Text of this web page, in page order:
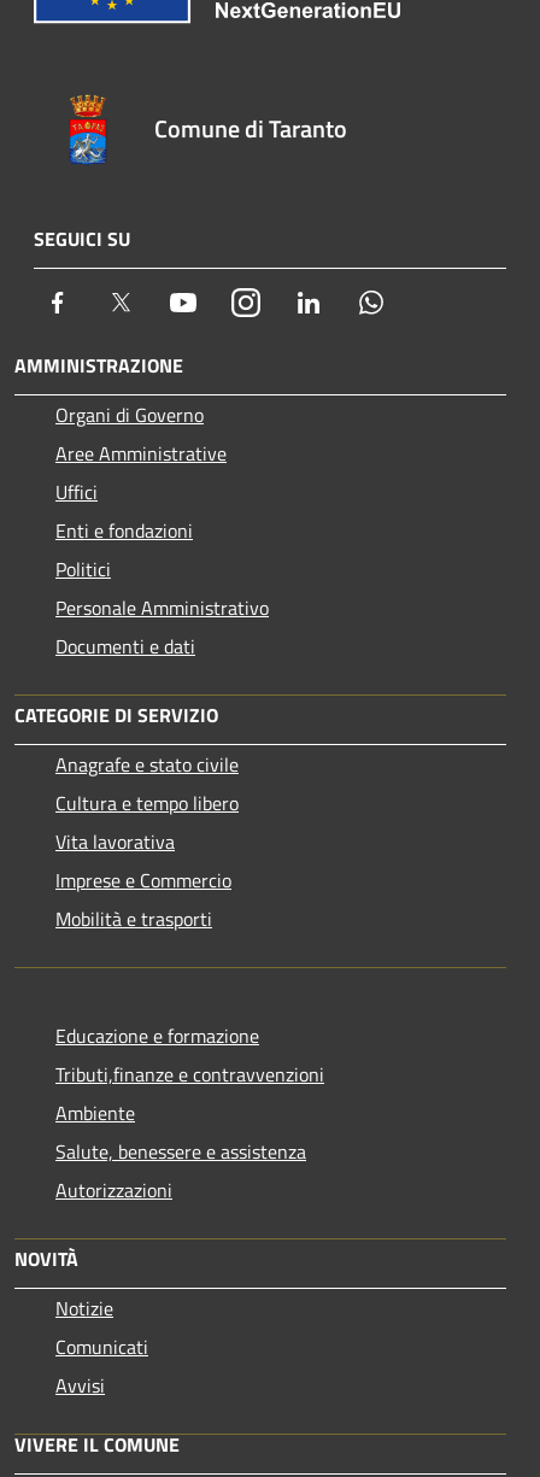
Comune di Taranto
SEGUICI SU
Facebook Twitter YoutubeInstagram LinkedIn
AMMINISTRAZIONE
Organi di Governo
Aree Amministrative
Uffici
Enti e fondazioni
Politici
Personale Amministrativo
Documenti e dati
CATEGORIE DI SERVIZIO
Anagrafe e stato civile
Cultura e tempo libero
Vita lavorativa
Imprese e Commercio
Mobilità e trasporti
Educazione e formazione
Tributi,finanze e contravvenzioni
Ambiente
Salute, benessere e assistenza
Autorizzazioni
NOVITÀ
Notizie
Comunicati
Avvisi
VIVERE IL COMUNE